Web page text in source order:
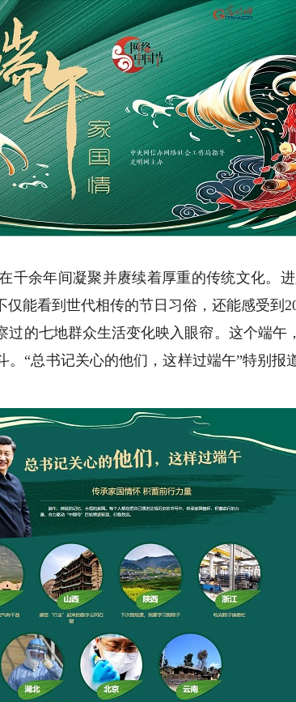
余年间凝聚并赓续着厚重的传统文化。进
能看到世代相传的节日习俗，还能感受到
的七地群众生活变化映入眼帘。这个端午
“总书记关心的他们，这样过端午”特别报